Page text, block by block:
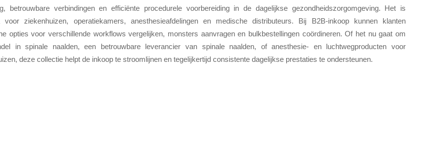
betrouwbare verbindingen en efficiënte procedurele voorbereiding in de dagelijkse gezondheidszorgomgeving. Het is
voor ziekenhuizen, operatiekamers, anesthesieafdelingen en medische distributeurs. Bij B2B-inkoop kunnen klanten
opties voor verschillende workflows vergelijken, monsters aanvragen en bulkbestellingen coördineren. Of het nu gaat om
in spinale naalden, een betrouwbare leverancier van spinale naalden, of anesthesie- en luchtwegproducten voor
deze collectie helpt de inkoop te stroomlijnen en tegelijkertijd consistente dagelijkse prestaties te ondersteunen.